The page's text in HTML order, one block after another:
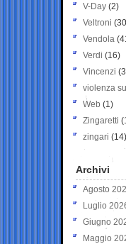
V-Day (2)
Veltroni
Vendola
Verdi (16)
Vincenzi
violenza
Web (1)
Zingaretti
zingari (14)
Archivi
Agosto
Luglio
Giugno
Maggio